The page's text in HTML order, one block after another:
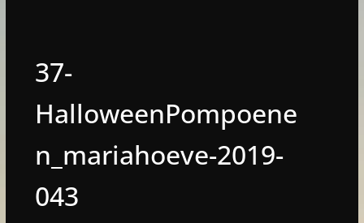
37-
HalloweenPompoene
n_mariahoeve-2019-
043